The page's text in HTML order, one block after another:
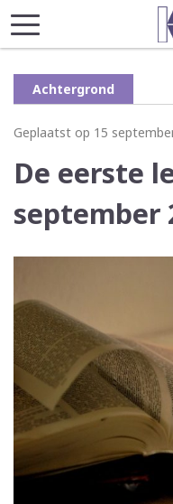
Achtergrond
Geplaatst op 15
De eerste
september